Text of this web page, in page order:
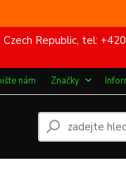
Czech Republic, tel:
nám Značky